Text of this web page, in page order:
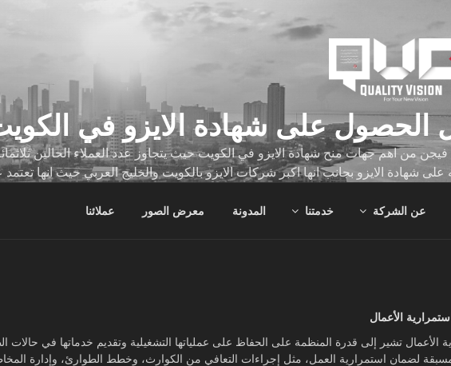
الحصول على شهادة الايزو في
فيجن من اهم جهات منح شهادة الايزو في الكويت حيث يتجاوز عدد العملاء الحالين
على شهادة الايزو بجانب انها اكبر شركات الايزو بالكويت والخليج العربي حيث انها
عن الشركة خدمتنا المدونة معرض الصور عملائنا
استمرارية الأعمال
الأعمال تشير إلى قدرة المنظمة على الحفاظ على عملياتها التشغيلية وتقديم خدماتها في
لضمان استمرارية العمل، مثل إجراءات التعافي من الكوارث، وخطط الطوارئ، وإدارة